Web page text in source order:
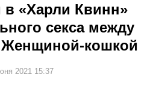
«Харли Квинн»
секса между
кошкой
2021 15:37